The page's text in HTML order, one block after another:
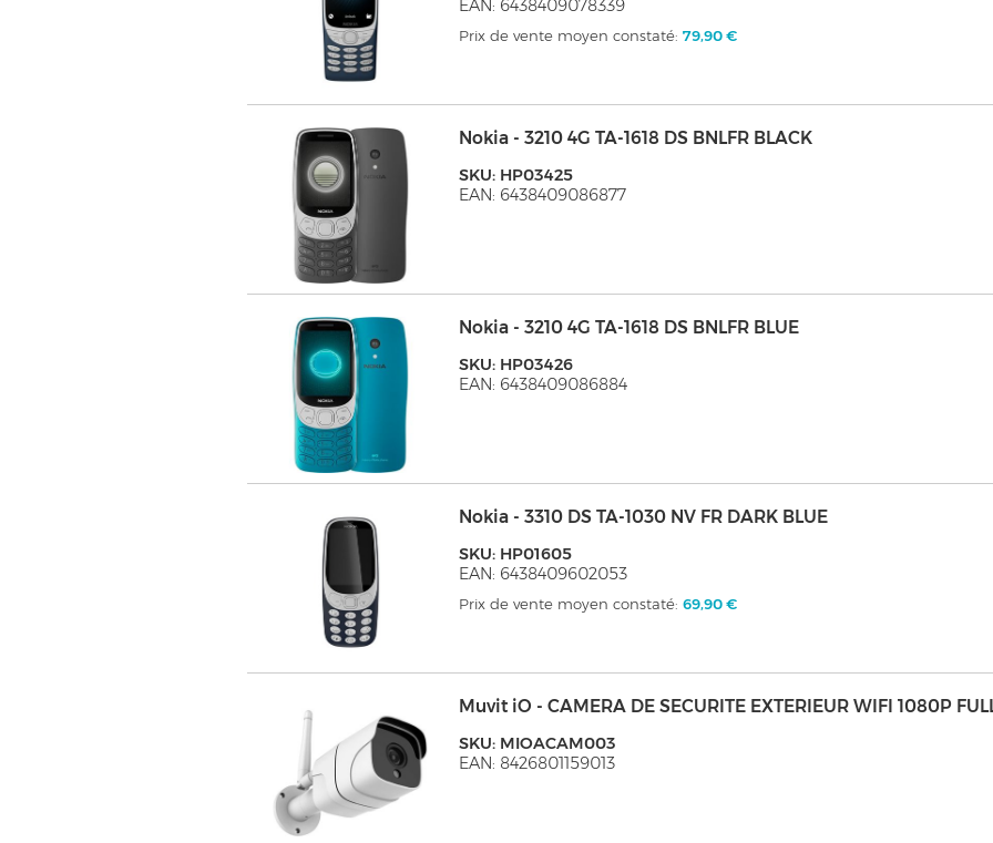
EAN: 6438409078339
Prix de vente moyen constaté:79,90 €
Nokia - 3210 4G TA-1618 DS BNLFR BLACK
SKU: HP03425
EAN: 6438409086877
Nokia - 3210 4G TA-1618 DS BNLFR BLUE
SKU: HP03426
EAN: 6438409086884
Nokia - 3310 DS TA-1030 NV FR DARK BLUE
SKU: HP01605
EAN: 6438409602053
Prix de vente moyen constaté:69,90 €
Muvit iO - CAMERA DE SECURITE EXTERIEUR WIFI 1080P
SKU: MIOACAM003
EAN: 8426801159013